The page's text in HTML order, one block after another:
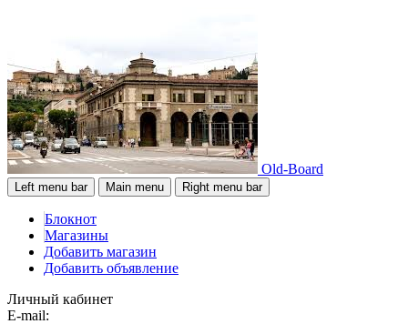
Old-Board
Left menu bar Main menu Right menu bar
Блокнот
Магазины
Добавить магазин
Добавить объявление
Личный кабинет
E-mail: